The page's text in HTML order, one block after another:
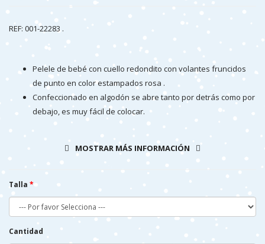
REF: 001-22283 .
Pelele de bebé con cuello redondito con volantes fruncidos
de punto en color estampados rosa .
Confeccionado en algodón se abre tanto por detrás como por
debajo, es muy fácil de colocar.
Muy ponible en otoño e invierno al ser de manga larga.
Prenda fabricada enteramente en España .
MOSTRAR MÁS INFORMACIÓN
Talla
Cantidad